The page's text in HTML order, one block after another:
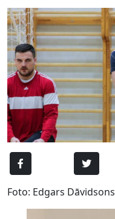
Foto: Edgars Dāvidsons